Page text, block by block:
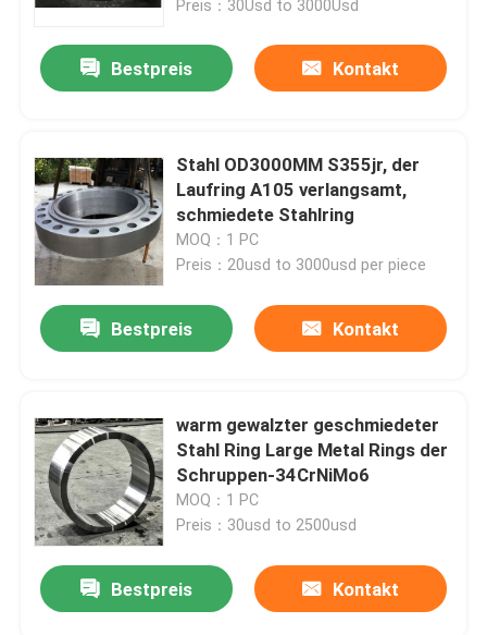
Preis：30Usd to 3000Usd
Bestpreis Kontakt
Stahl OD3000MM S355jr, der
Laufring A105 verlangsamt,
schmiedete Stahlring
MOQ：1 PC
Preis：20usd to 3000usd per piece
Bestpreis Kontakt
warm gewalzter geschmiedeter
Stahl Ring Large Metal Rings der
Schruppen-34CrNiMo6
MOQ：1 PC
Preis：30usd to 2500usd
Bestpreis Kontakt